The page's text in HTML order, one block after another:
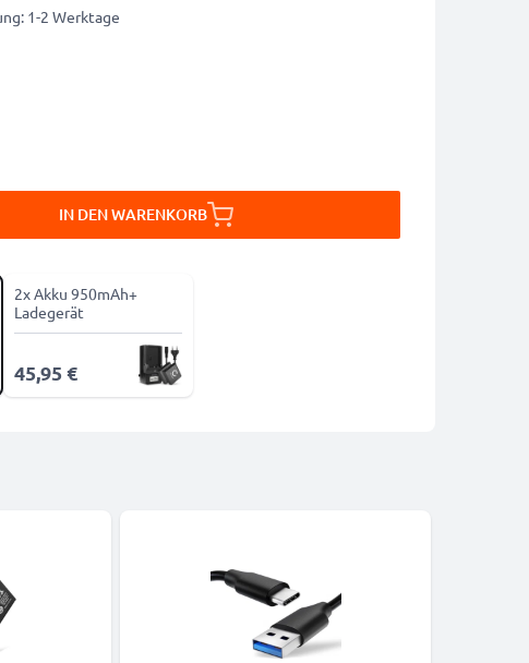
1-2 Werktage
IN DEN WARENKORB
2x Akku 950mAh+
Ladegerät
45,95 €